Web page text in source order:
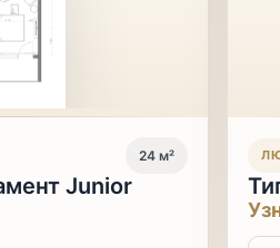
24 м²
Junior